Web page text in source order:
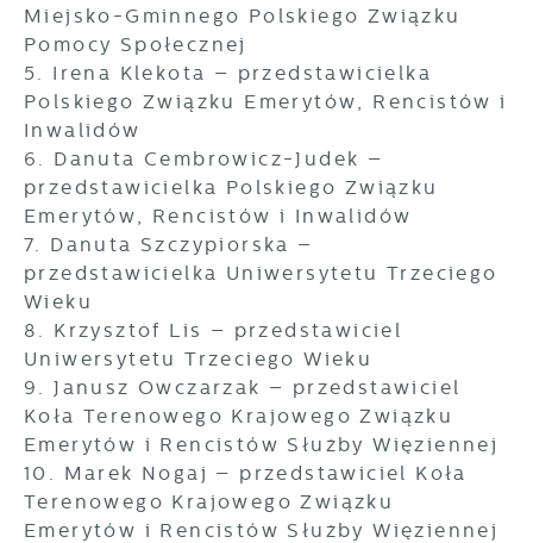
Miejsko-Gminnego Polskiego Związku
Pomocy Społecznej
5. Irena Klekota – przedstawicielka
Polskiego Związku Emerytów, Rencistów i
Inwalidów
6. Danuta Cembrowicz-Judek –
przedstawicielka Polskiego Związku
Emerytów, Rencistów i Inwalidów
7. Danuta Szczypiorska –
przedstawicielka Uniwersytetu Trzeciego
Wieku
8. Krzysztof Lis – przedstawiciel
Uniwersytetu Trzeciego Wieku
9. Janusz Owczarzak – przedstawiciel
Koła Terenowego Krajowego Związku
Emerytów i Rencistów Służby Więziennej
10. Marek Nogaj – przedstawiciel Koła
Terenowego Krajowego Związku
Emerytów i Rencistów Służby Więziennej
wśród użytkowników. Zgromadzone informacje
są przetwarzane w formie zanonimizowanej.
Wyrażenie zgody na analityczne pliki cookies
gwarantuje dostępność wszystkich
funkcjonalności.
prezentujemy Ci najciekawsze informacje i
aktualności na stronach naszych partnerów.
Promocyjne pliki cookies służą do
prezentowania Ci naszych komunikatów na
podstawie analizy Twoich upodobań oraz
Twoich zwyczajów dotyczących przeglądanej
witryny internetowej. Treści promocyjne mogą
pojawić się na stronach podmiotów trzecich
lub firm będących naszymi partnerami oraz
innych dostawców usług. Firmy te działają w
charakterze pośredników prezentujących nasze
treści w postaci wiadomości, ofert,
komunikatów mediów społecznościowych.
Więcej